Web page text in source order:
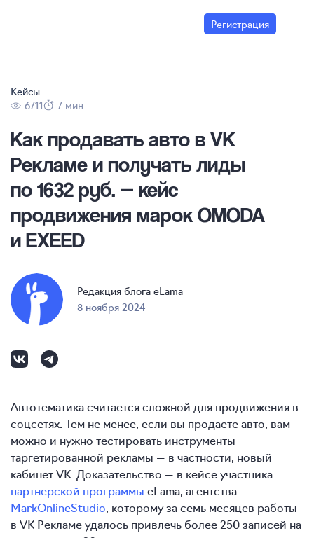
Регистрация
Кейсы
6711
7 мин
Как продавать авто в VK
Рекламе и получать лиды
по 1632 руб. — кейс
продвижения марок OMODA
и EXEED
Редакция блога eLama
8 ноября 2024
Автотематика считается сложной для продвижения в
соцсетях. Тем не менее, если вы продаете авто, вам
можно и нужно тестировать инструменты
таргетированной рекламы — в частности, новый
кабинет VK. Доказательство — в кейсе участника
партнерской программы eLama, агентства
MarkOnlineStudio, которому за семь месяцев работы
в VK Рекламе удалось привлечь более 250 записей на